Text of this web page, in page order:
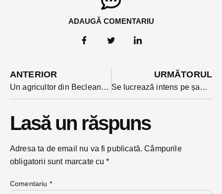
ADAUGĂ COMENTARIU
ANTERIOR
Un agricultor din Beclean s-a ales cu multiple traumatisme după o manevră gresită cu tractorul
URMĂTORUL
Se lucrează intens pe șantierele de străzi ale Becleanului. Colaj de poze cu stadiul lucrărilor
Lasă un răspuns
Adresa ta de email nu va fi publicată. Câmpurile
obligatorii sunt marcate cu*
Comentariu *